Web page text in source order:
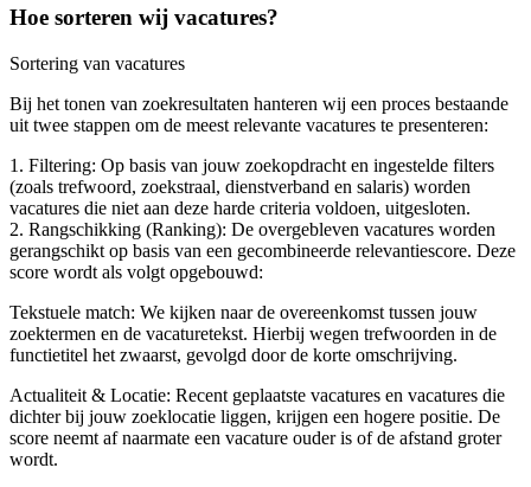
Hoe sorteren wij vacatures?
Sortering van vacatures
Bij het tonen van zoekresultaten hanteren wij een proces bestaande
uit twee stappen om de meest relevante vacatures te presenteren:
1. Filtering: Op basis van jouw zoekopdracht en ingestelde filters
(zoals trefwoord, zoekstraal, dienstverband en salaris) worden
vacatures die niet aan deze harde criteria voldoen, uitgesloten.
2. Rangschikking (Ranking): De overgebleven vacatures worden
gerangschikt op basis van een gecombineerde relevantiescore. Deze
score wordt als volgt opgebouwd:
Tekstuele match: We kijken naar de overeenkomst tussen jouw
zoektermen en de vacaturetekst. Hierbij wegen trefwoorden in de
functietitel het zwaarst, gevolgd door de korte omschrijving.
Actualiteit & Locatie: Recent geplaatste vacatures en vacatures die
dichter bij jouw zoeklocatie liggen, krijgen een hogere positie. De
score neemt af naarmate een vacature ouder is of de afstand groter
wordt.